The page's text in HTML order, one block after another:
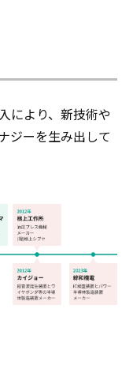
により、新技術や
ジーを生み出して